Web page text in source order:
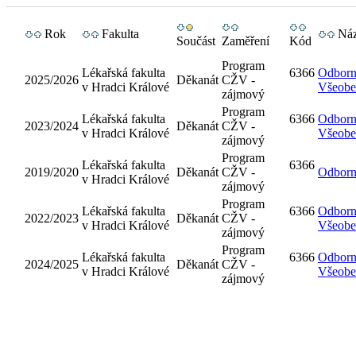
Rok Fakulta
Součást Zaměření Kód
2025/2026
Lékařská fakulta
v Hradci Králové
Děkanát
Program
CŽV -
zájmový
6366
2023/2024
Lékařská fakulta
v Hradci Králové
Děkanát
Program
CŽV -
zájmový
6366
2019/2020
Lékařská fakulta
v Hradci Králové
Děkanát
Program
CŽV -
zájmový
6366
2022/2023
Lékařská fakulta
v Hradci Králové
Děkanát
Program
CŽV -
zájmový
6366
2024/2025
Lékařská fakulta
v Hradci Králové
Děkanát
Program
CŽV -
zájmový
6366